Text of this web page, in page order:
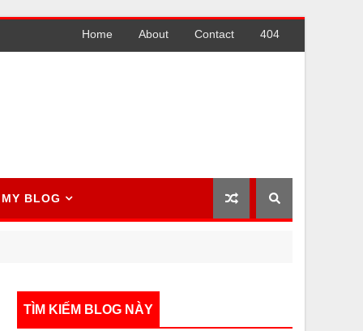
Home About Contact 404
MY BLOG
TÌM KIẾM BLOG NÀY